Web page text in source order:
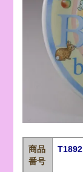
商品
番号
T1892